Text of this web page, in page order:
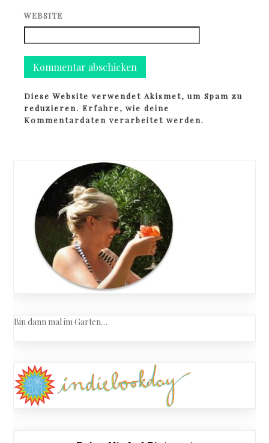
WEBSITE
Diese Website verwendet Akismet, um Spam zu
reduzieren.Erfahre, wie deine
Kommentardaten verarbeitet werden.
Bin dann mal im Garten…